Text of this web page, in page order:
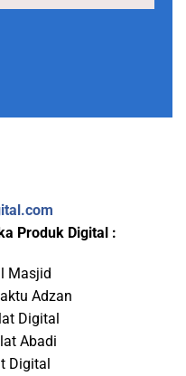
Produk Digital :
Masjid
Adzan
Digital
Abadi
Digital